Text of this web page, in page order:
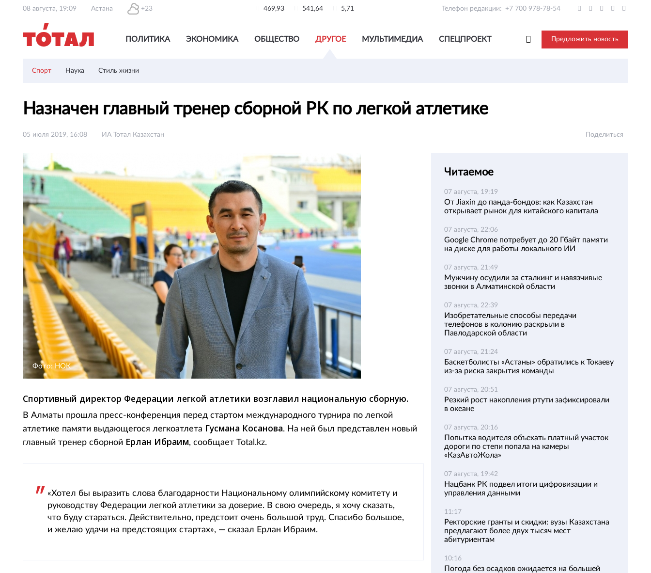
08 августа, 19:09 Астана +23 469,93 541,64 5,71 Телефон редакции: +7 700 978-78-54
ПОЛИТИКА ЭКОНОМИКА ОБЩЕСТВО ДРУГОЕ МУЛЬТИМЕДИА СПЕЦПРОЕКТ Предложить новость
Спорт Наука Стиль жизни
Назначен главный тренер сборной РК по легкой атлетике
05 июля 2019, 16:08 ИА Тотал Казахстан Поделиться
Фото: НОК
Спортивный директор Федерации легкой атлетики возглавил национальную сборную.
В Алматы прошла пресс-конференция перед стартом международного турнира по легкой
атлетике памяти выдающегося легкоатлета Гусмана Косанова. На ней был представлен новый
главный тренер сборной Ерлан Ибраим, сообщает Total.kz.
«Хотел бы выразить слова благодарности Национальному олимпийскому комитету и
руководству Федерации легкой атлетики за доверие. В свою очередь, я хочу сказать,
что буду стараться. Действительно, предстоит очень большой труд. Спасибо большое,
и желаю удачи на предстоящих стартах», — сказал Ерлан Ибраим.
Читаемое
07 августа, 19:19
От Jiaxin до панда-бондов: как Казахстан
открывает рынок для китайского капитала
07 августа, 22:06
Google Chrome потребует до 20 Гбайт памяти
на диске для работы локального ИИ
07 августа, 21:49
Мужчину осудили за сталкинг и навязчивые
звонки в Алматинской области
07 августа, 22:39
Изобретательные способы передачи
телефонов в колонию раскрыли в
Павлодарской области
07 августа, 21:24
Баскетболисты «Астаны» обратились к Токаеву
из-за риска закрытия команды
07 августа, 20:51
Резкий рост накопления ртути зафиксировали
в океане
07 августа, 20:16
Попытка водителя объехать платный участок
дороги по степи попала на камеры
«КазАвтоЖола»
07 августа, 19:42
Нацбанк РК подвел итоги цифровизации и
управления данными
11:17
Ректорские гранты и скидки: вузы Казахстана
предлагают более двух тысяч мест
абитуриентам
10:16
Погода без осадков ожидается на большей